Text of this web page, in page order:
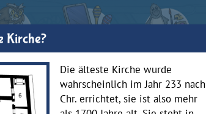
Kirche?
Die älteste Kirche wurde
wahrscheinlich im Jahr 233 nach
Chr. errichtet, sie ist also mehr